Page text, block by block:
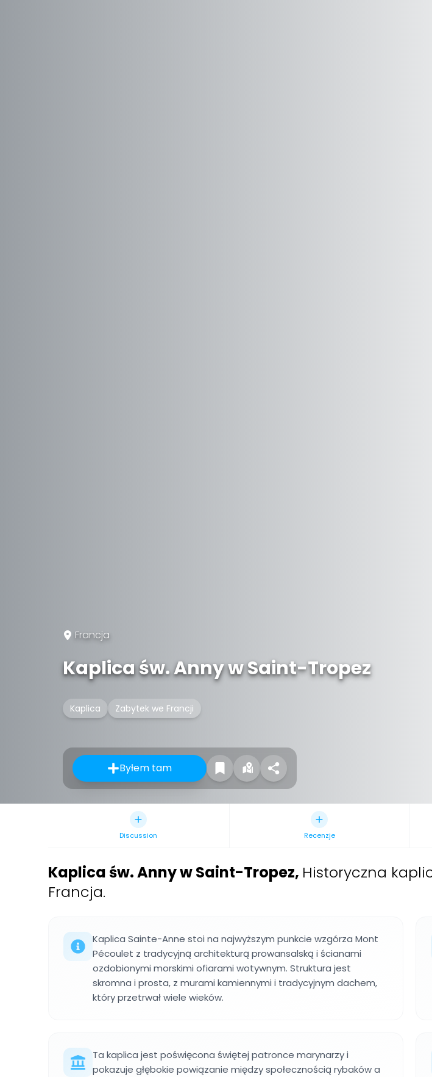
Francja
Kaplica św. Anny w Saint-Tropez
Kaplica Zabytek we Francji
Byłem tam
Discussion Recenzje
Kaplica św. Anny w Saint-Tropez, Historyczna
Francja.
Kaplica Sainte-Anne stoi na najwyższym punkcie wzgórza Mont
Pécoulet z tradycyjną architekturą prowansalską i ścianami
ozdobionymi morskimi ofiarami wotywnym. Struktura jest
skromna i prosta, z murami kamiennymi i tradycyjnym dachem,
który przetrwał wiele wieków.
Ta kaplica jest poświęcona świętej patronce marynarzy i
pokazuje głębokie powiązanie między społecznością rybaków a